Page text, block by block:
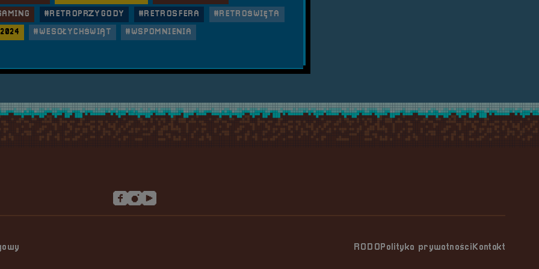
#RETROPRZYGODY #RETROSFERA
#RETROŚWIĘTA
#WESOŁYCHŚWIĄT #WSPOMNIENIA
RODOPolityka prywatnościKontakt